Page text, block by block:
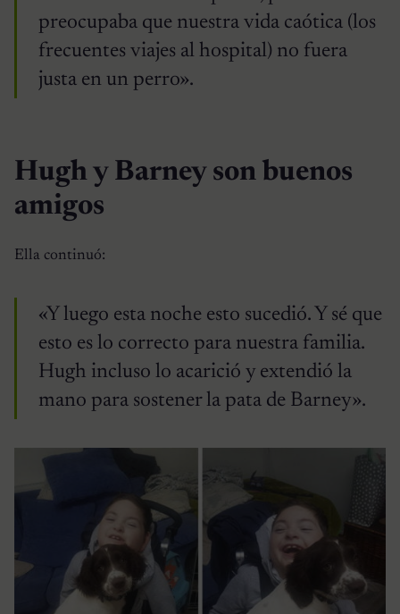
preocupaba que nuestra vida caótica (los
frecuentes viajes al hospital) no fuera
justa en un perro».
Hugh y Barney son buenos
amigos
Ella continuó:
«Y luego esta noche esto sucedió. Y sé que
esto es lo correcto para nuestra familia.
Hugh incluso lo acarició y extendió la
mano para sostener la pata de Barney».